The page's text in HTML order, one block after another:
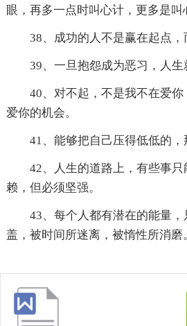
眼，再多一点时叫心计，更多是叫
38、成功的人不是赢在起点，
39、一旦抱怨成为恶习，人生
40、对不起，不是我不在爱
爱你的机会。
41、能够把自己压得低低的，
42、人生的道路上，有些事
赖，但必须坚强。
43、每个人都有潜在的能量
盖，被时间所迷离，被惰性所消磨